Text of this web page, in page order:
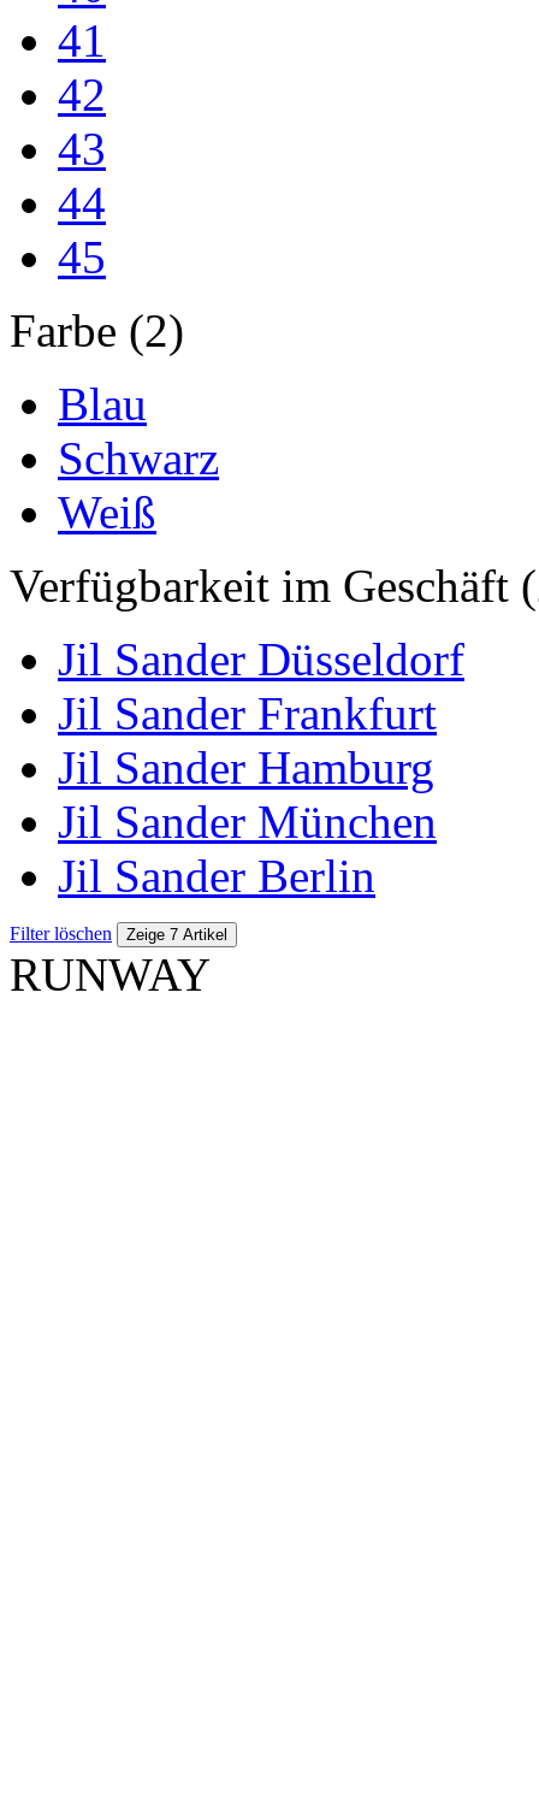
41
42
43
44
45
Farbe (2)
Blau
Schwarz
Weiß
Verfügbarkeit im Geschäft
Jil Sander Düsseldorf
Jil Sander Frankfurt
Jil Sander Hamburg
Jil Sander München
Jil Sander Berlin
Filter löschen Zeige 7 Artikel
RUNWAY